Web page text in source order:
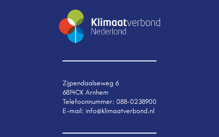
Zijpendaalseweg 6
6814CK Arnhem
Telefoonnummer: 088-0238900
E-mail: info@klimaatverbond.nl